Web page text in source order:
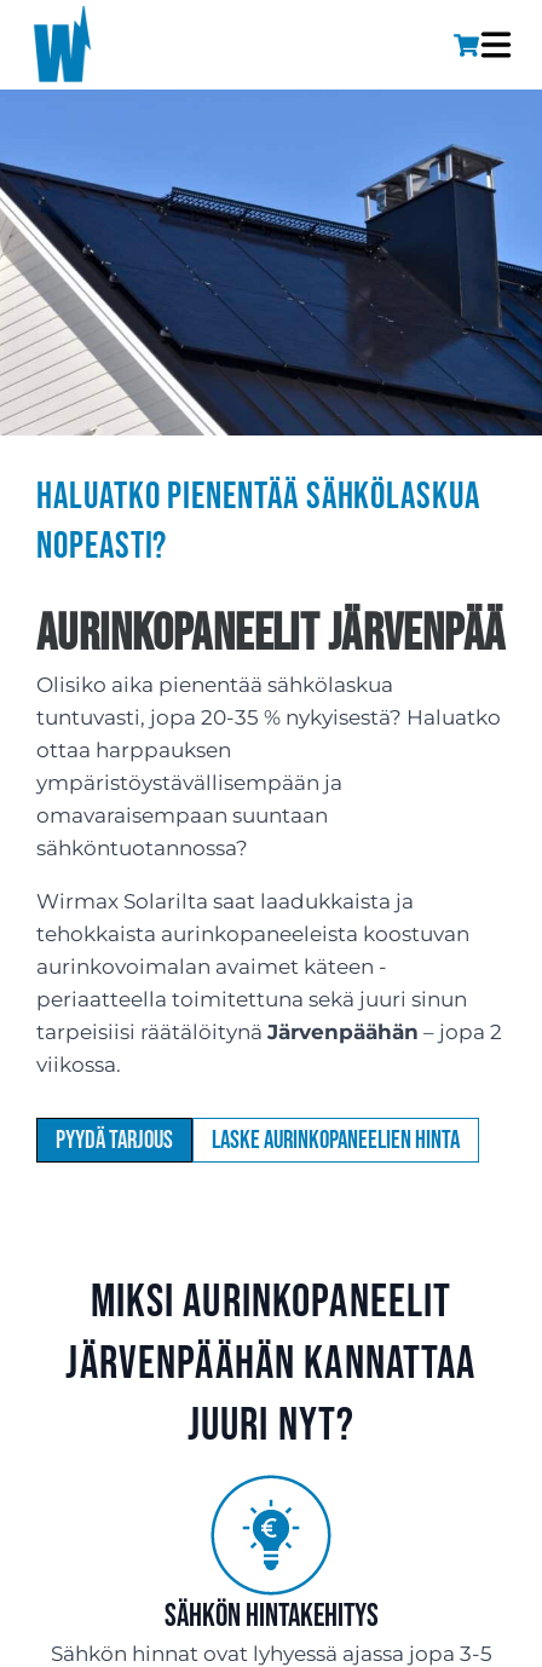
Haluatko pienentää sähkölaskua
nopeasti?
Aurinkopaneelit Järvenpää
Olisiko aika pienentää sähkölaskua
tuntuvasti, jopa 20-35 % nykyisestä? Haluatko
ottaa harppauksen
ympäristöystävällisempään ja
omavaraisempaan suuntaan
sähköntuotannossa?
Wirmax Solarilta saat laadukkaista ja
tehokkaista aurinkopaneeleista koostuvan
aurinkovoimalan avaimet käteen -
periaatteella toimitettuna sekä juuri sinun
tarpeisiisi räätälöitynä Järvenpäähän – jopa 2
viikossa.
Pyydä tarjous Laske aurinkopaneelien hinta
Miksi aurinkopaneelit
Järvenpäähän kannattaa
juuri nyt?
Sähkön hintakehitys
Sähkön hinnat ovat lyhyessä ajassa jopa 3-5